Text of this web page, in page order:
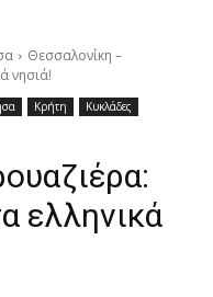
Θεσσαλονίκη –
νησιά!
Κρήτη
Κυκλάδες
ελληνικά